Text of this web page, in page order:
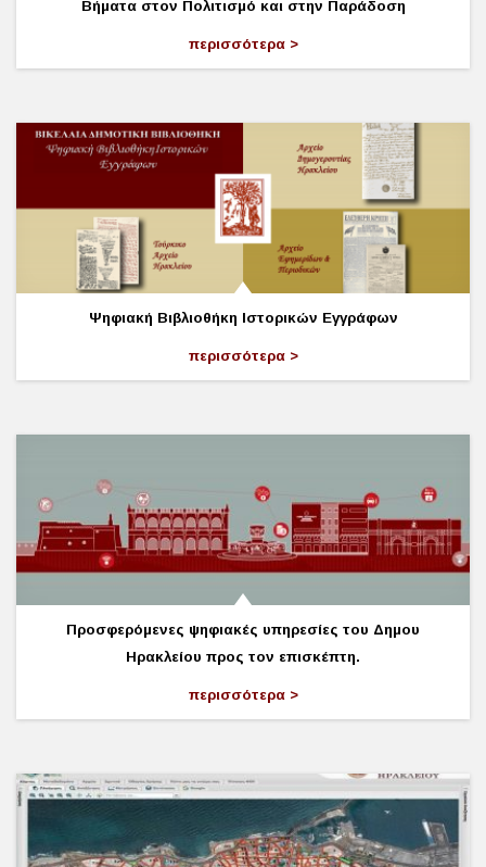
Βήματα στον Πολιτισμό και στην Παράδοση
περισσότερα
Ψηφιακή Βιβλιοθήκη Ιστορικών Εγγράφων
περισσότερα
Προσφερόμενες ψηφιακές υπηρεσίες του Δημου
Ηρακλείου προς τον επισκέπτη.
περισσότερα